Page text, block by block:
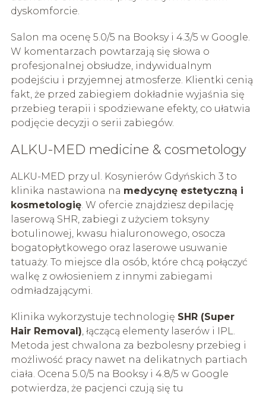
dyskomforcie.
Salon ma ocenę 5.0/5 na Booksy i 4.3/5 w Google.
W komentarzach powtarzają się słowa o
profesjonalnej obsłudze, indywidualnym
podejściu i przyjemnej atmosferze. Klientki cenią
fakt, że przed zabiegiem dokładnie wyjaśnia się
przebieg terapii i spodziewane efekty, co ułatwia
podjęcie decyzji o serii zabiegów.
ALKU-MED medicine & cosmetology
ALKU-MED przy ul. Kosynierów Gdyńskich 3 to
klinika nastawiona na medycynę estetyczną i
kosmetologię. W ofercie znajdziesz depilację
laserową SHR, zabiegi z użyciem toksyny
botulinowej, kwasu hialuronowego, osocza
bogatopłytkowego oraz laserowe usuwanie
tatuaży. To miejsce dla osób, które chcą połączyć
walkę z owłosieniem z innymi zabiegami
odmładzającymi.
Klinika wykorzystuje technologię SHR (Super
Hair Removal), łączącą elementy laserów i IPL.
Metoda jest chwalona za bezbolesny przebieg i
możliwość pracy nawet na delikatnych partiach
ciała. Ocena 5.0/5 na Booksy i 4.8/5 w Google
potwierdza, że pacjenci czują się tu